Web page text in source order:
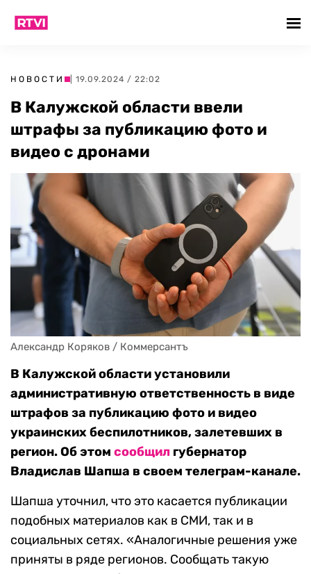
НОВОСТИ | 19.09.2024 / 22:02
В Калужской области ввели
штрафы за публикацию фото и
видео с дронами
Александр Коряков / Коммерсантъ
В Калужской области установили
административную ответственность в виде
штрафов за публикацию фото и видео
украинских беспилотников, залетевших в
регион. Об этом сообщил губернатор
Владислав Шапша в своем телеграм-канале.
Шапша уточнил, что это касается публикации
подобных материалов как в СМИ, так и в
социальных сетях. «Аналогичные решения уже
приняты в ряде регионов. Сообщать такую